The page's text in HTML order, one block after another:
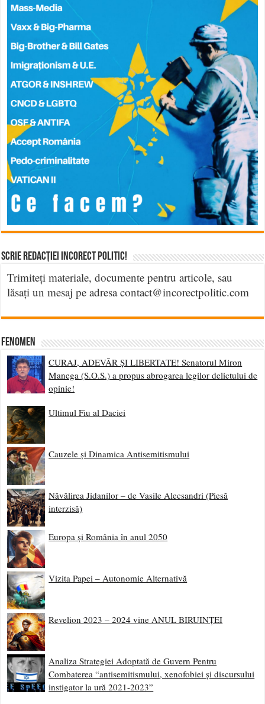
Scrie Redacției Incorect Politic!
Trimiteți materiale, documente pentru articole, sau
lăsați un mesaj pe adresa contact@incorectpolitic.com
Fenomen
CURAJ, ADEVĂR ȘI LIBERTATE! Senatorul Miron
Manega (S.O.S.) a propus abrogarea legilor delictului de
opinie!
Ultimul Fiu al Daciei
Cauzele și Dinamica Antisemitismului
Năvălirea Jidanilor – de Vasile Alecsandri (Piesă
interzisă)
Europa și România în anul 2050
Vizita Papei – Autonomie Alternativă
Revelion 2023 – 2024 vine ANUL BIRUINȚEI
Analiza Strategiei Adoptată de Guvern Pentru
Combaterea “antisemitismului, xenofobiei și discursului
instigator la ură 2021-2023”